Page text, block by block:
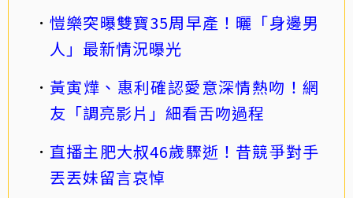
愷樂突曝雙寶35周早產！曬「身邊男
人」最新情況曝光
黃寅燁、惠利確認愛意深情熱吻！網
友「調亮影片」細看舌吻過程
直播主肥大叔46歲驟逝！昔競爭對手
丟丟妹留言哀悼